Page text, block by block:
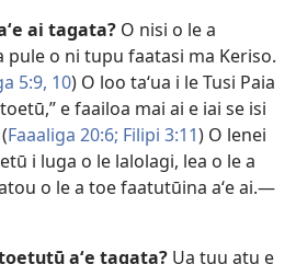
ai tagata? O nisi o le a
pule o ni tupu faatasi ma Keriso.
5:9, 10) O loo taʻua i le Tusi Paia
e faailoa mai ai e iai se isi
Faaaliga 20:6; Filipi 3:11) O lenei
i luga o le lalolagi, lea o le a
o le a toe faatutūina aʻe ai.—
aʻe tagata? Ua tuu atu e